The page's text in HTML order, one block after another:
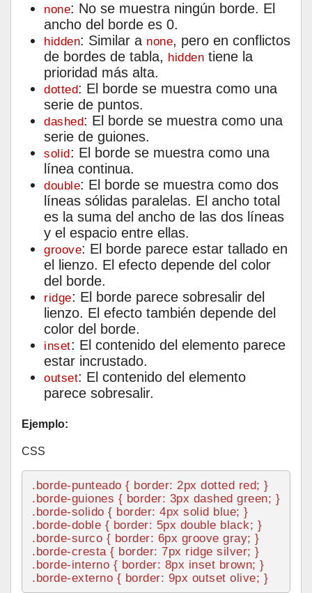
none: No se muestra ningún borde. El
ancho del borde es 0.
hidden: Similar a none, pero en conflictos
de bordes de tabla, hidden tiene la
prioridad más alta.
dotted: El borde se muestra como una
serie de puntos.
dashed: El borde se muestra como una
serie de guiones.
solid: El borde se muestra como una
línea continua.
double: El borde se muestra como dos
líneas sólidas paralelas. El ancho total
es la suma del ancho de las dos líneas
y el espacio entre ellas.
groove: El borde parece estar tallado en
el lienzo. El efecto depende del color
del borde.
ridge: El borde parece sobresalir del
lienzo. El efecto también depende del
color del borde.
inset: El contenido del elemento parece
estar incrustado.
outset: El contenido del elemento
parece sobresalir.
Ejemplo:
CSS
.borde-punteado { border: 2px
.borde-guiones { border: 3px
.borde-solido { border: 4px
.borde-doble { border: 5px
.borde-surco { border: 6px
.borde-cresta { border: 7px
.borde-interno { border: 8px
.borde-externo { border: 9px